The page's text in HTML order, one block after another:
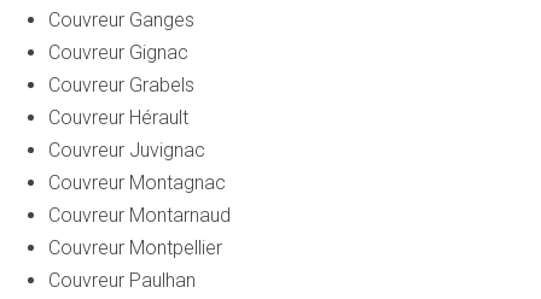
Couvreur Ganges
Couvreur Gignac
Couvreur Grabels
Couvreur Hérault
Couvreur Juvignac
Couvreur Montagnac
Couvreur Montarnaud
Couvreur Montpellier
Couvreur Paulhan